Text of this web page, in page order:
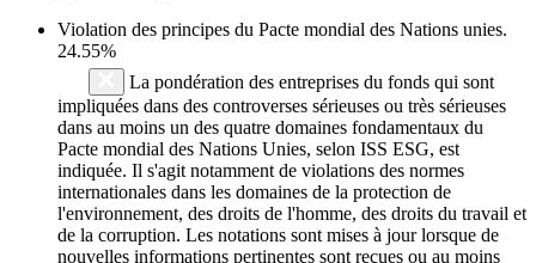
Violation des principes du Pacte mondial des Nations unies.
24.55%
La pondération des entreprises du fonds qui sont
impliquées dans des controverses sérieuses ou très sérieuses
dans au moins un des quatre domaines fondamentaux du
Pacte mondial des Nations Unies, selon ISS ESG, est
indiquée. Il s'agit notamment de violations des normes
internationales dans les domaines de la protection de
l'environnement, des droits de l'homme, des droits du travail et
de la corruption. Les notations sont mises à jour lorsque de
nouvelles informations pertinentes sont reçues ou au moins